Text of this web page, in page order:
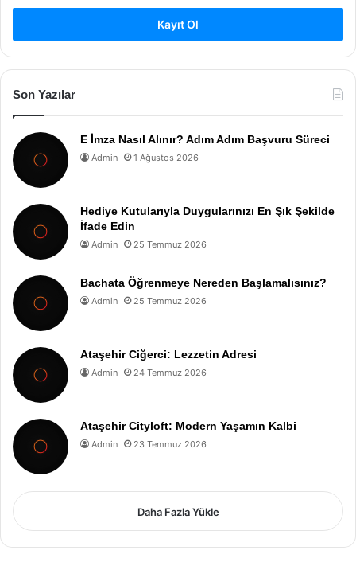
Kayıt Ol
Son Yazılar
E İmza Nasıl Alınır? Adım Adım Başvuru Süreci
Admin 1 Ağustos 2026
Hediye Kutularıyla Duygularınızı En Şık Şekilde
İfade Edin
Admin 25 Temmuz 2026
Bachata Öğrenmeye Nereden Başlamalısınız?
Admin 25 Temmuz 2026
Ataşehir Ciğerci: Lezzetin Adresi
Admin 24 Temmuz 2026
Ataşehir Cityloft: Modern Yaşamın Kalbi
Admin 23 Temmuz 2026
Daha Fazla Yükle